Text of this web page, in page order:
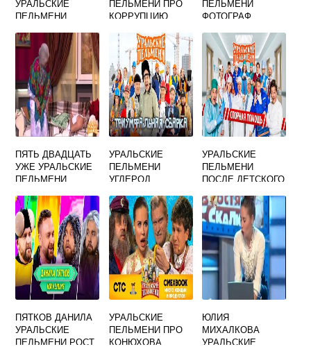
УРАЛЬСКИЕ
ПЕЛЬМЕНИ
ПЕЛЬМЕНИ ПРО
КОРРУПЦИЮ
ПЕЛЬМЕНИ
ФОТОГРАФ
ПЯТЬ ДВАДЦАТЬ
УЖЕ УРАЛЬСКИЕ
ПЕЛЬМЕНИ
УРАЛЬСКИЕ
ПЕЛЬМЕНИ
УГЛЕРОД
ЖЕЛЕЗО
УРАЛЬСКИЕ
ПЕЛЬМЕНИ
ПОСЛЕ ДЕТСКОГО
БОЛЬНИЦЕ
ПЯТКОВ ДАНИЛА
УРАЛЬСКИЕ
ПЕЛЬМЕНИ РОСТ
УРАЛЬСКИЕ
ПЕЛЬМЕНИ ПРО
КОНЮХОВА
ЮЛИЯ
МИХАЛКОВА
УРАЛЬСКИЕ